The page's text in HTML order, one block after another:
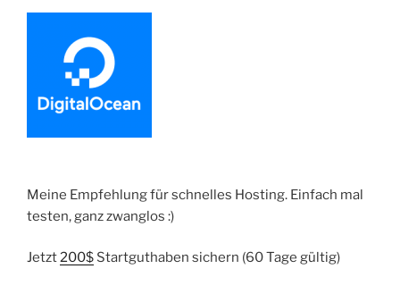
Erfahrungsbericht“
Meine Empfehlung für schnelles Hosting. Einfach mal
testen, ganz zwanglos :)
Jetzt200$ Startguthaben sichern (60 Tage gültig)